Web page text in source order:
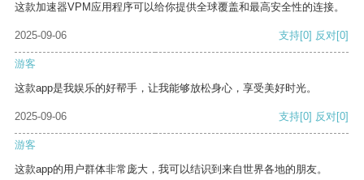
这款加速器VPM应用程序可以给你提供全球覆盖和最高安全性的连接。
2025-09-06 支持[0] 反对[0]
游客
这款app是我娱乐的好帮手，让我能够放松身心，享受美好时光。
2025-09-06 支持[0] 反对[0]
游客
这款app的用户群体非常庞大，我可以结识到来自世界各地的朋友。